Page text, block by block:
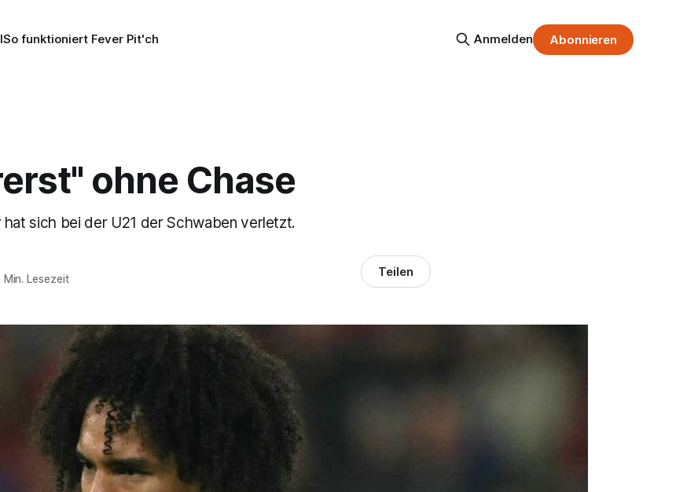
So funktioniert Fever Pit'ch Anmelden Abonnieren
ohne Chase
sich bei der U21 der Schwaben verletzt.
Lesezeit Teilen